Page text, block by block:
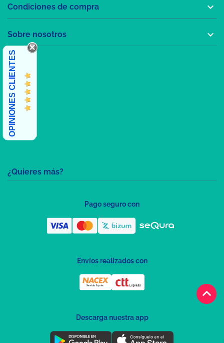
keyboard_arrow_up
¿Quieres más?
Condiciones de compra 
Sobre nosotros 
OPINIONES CLIENTES
Pago seguro con
Envíos realizados con
Descarga nuestra app